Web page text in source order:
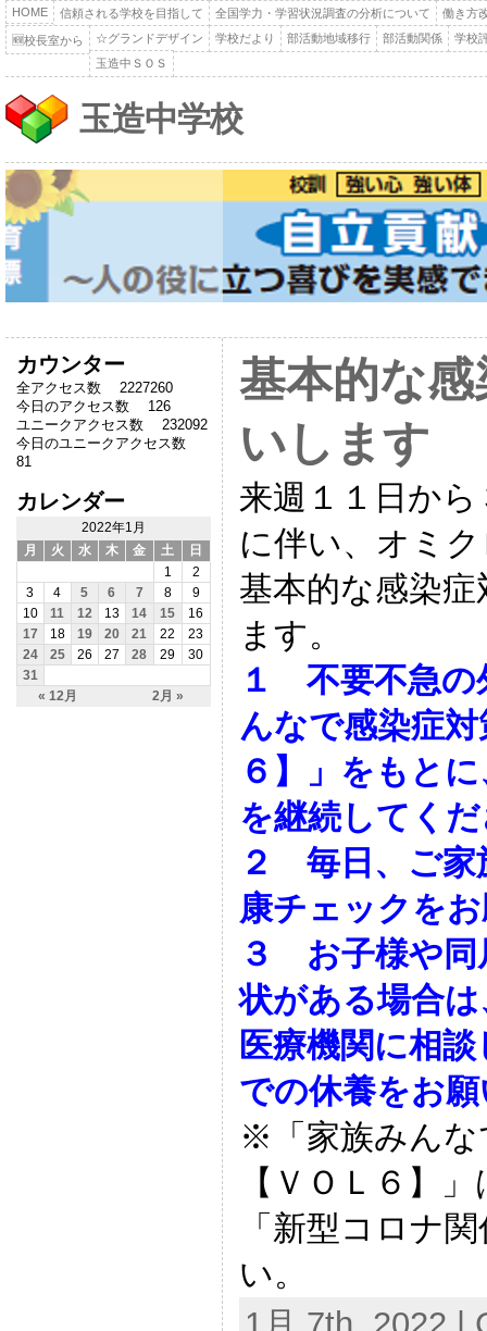
HOME 信頼される学校を目指して 全国学力・学習状況調査の分析について 働き方
🆕校長室から ☆グランドデザイン 学校だより 部活動地域移行 部活動関係
学校
玉造中ＳＯＳ
玉造中学校
カウンター
全アクセス数 2227260
今日のアクセス数 126
ユニークアクセス数 232092
今日のユニークアクセス数
81
カレンダー
2022年1月
月
火 水 木 金 土 日
« 12月 2月 »
1
2
3
4 5 6 7 8
9
10
11 12 13 14 15
16
17
18 19 20 21 22
23
24
25 26 27 28 29
30
31
基本的な
いします
来週１１日か
に伴い、オミ
基本的な感染
ます。
１ 不要不急の
んなで感染症
６】」をもと
を継続してく
２ 毎日、ご家
康チェックを
３ お子様や同
状がある場合
医療機関に相
での休養をお
※「家族みんな
【ＶＯＬ６】
「新型コロナ
い。